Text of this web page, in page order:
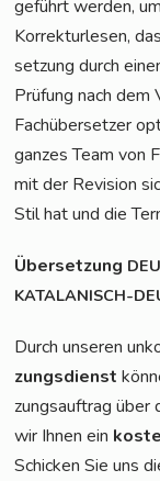
ge­führt wer­den,
Kor­rek­tur­le­sen,
set­zung durch
Prü­fung nach
Fach­über­set­zer
gan­zes Team von
mit der Revi­si­on
Stil hat und die
Über­set­zung
KATALANISCH-
Durch unse­ren
zungs­dienst
zungs­auf­trag über
wir Ihnen ein
Schi­cken Sie uns